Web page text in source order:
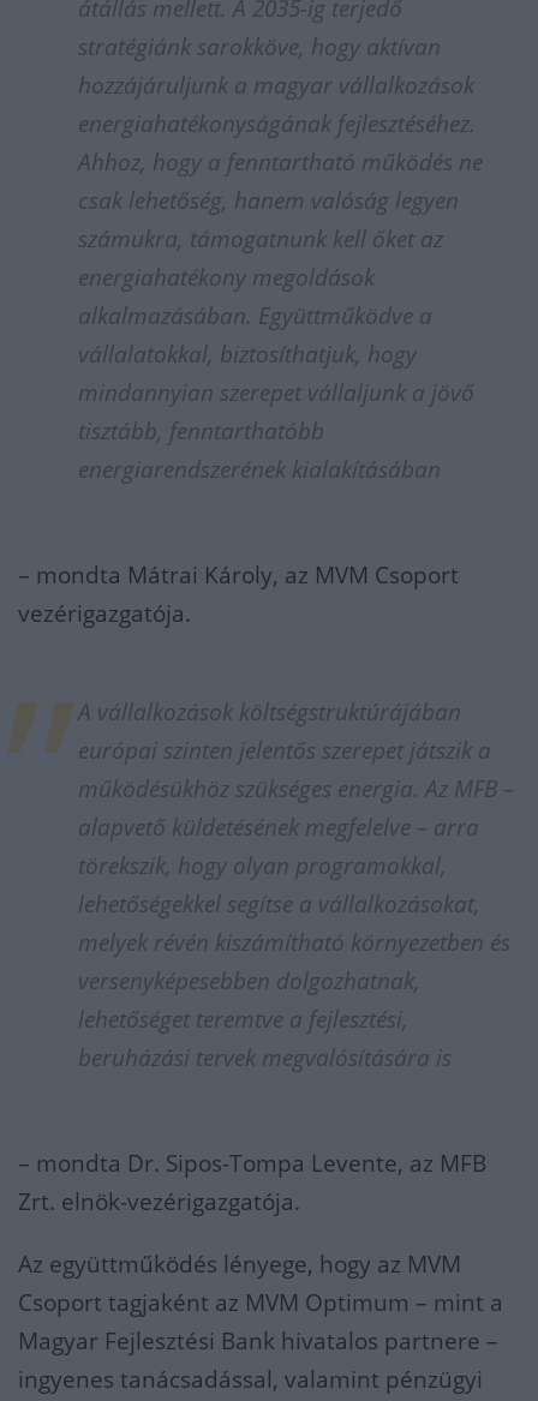
átállás mellett. A 2035-ig terjedő
stratégiánk sarokköve, hogy aktívan
hozzájáruljunk a magyar vállalkozások
energiahatékonyságának fejlesztéséhez.
Ahhoz, hogy a fenntartható működés ne
csak lehetőség, hanem valóság legyen
számukra, támogatnunk kell őket az
energiahatékony megoldások
alkalmazásában. Együttműködve a
vállalatokkal, biztosíthatjuk, hogy
mindannyian szerepet vállaljunk a jövő
tisztább, fenntarthatóbb
energiarendszerének kialakításában
– mondta Mátrai Károly, az MVM Csoport
vezérigazgatója.
A vállalkozások költségstruktúrájában
európai szinten jelentős szerepet játszik a
működésükhöz szükséges energia. Az MFB –
alapvető küldetésének megfelelve – arra
törekszik, hogy olyan programokkal,
lehetőségekkel segítse a vállalkozásokat,
melyek révén kiszámítható környezetben és
versenyképesebben dolgozhatnak,
lehetőséget teremtve a fejlesztési,
beruházási tervek megvalósítására is
– mondta Dr. Sipos-Tompa Levente, az MFB
Zrt. elnök-vezérigazgatója.
Az együttműködés lényege, hogy az MVM
Csoport tagjaként az MVM Optimum – mint a
Magyar Fejlesztési Bank hivatalos partnere –
ingyenes tanácsadással, valamint pénzügyi